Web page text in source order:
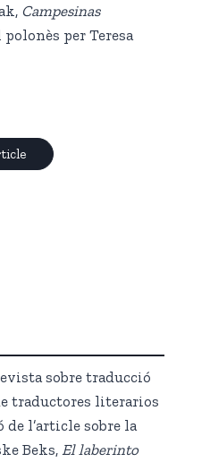
Campesinas
per Teresa
sobre traducció
traductores literarios
de l’article sobre la
Beks,El laberinto